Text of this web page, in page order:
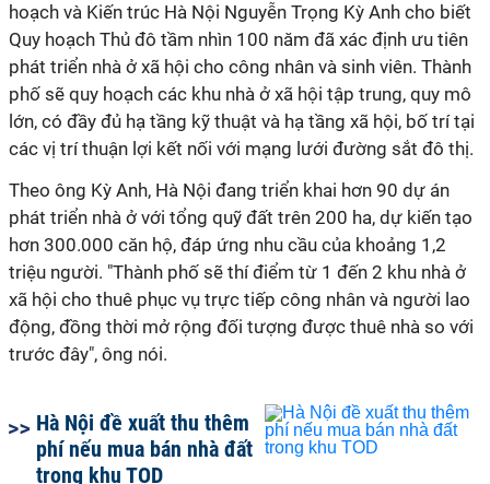
hoạch và Kiến trúc Hà Nội Nguyễn Trọng Kỳ Anh cho biết
Quy hoạch Thủ đô tầm nhìn 100 năm đã xác định ưu tiên
phát triển nhà ở xã hội cho công nhân và sinh viên. Thành
phố sẽ quy hoạch các khu nhà ở xã hội tập trung, quy mô
lớn, có đầy đủ hạ tầng kỹ thuật và hạ tầng xã hội, bố trí tại
các vị trí thuận lợi kết nối với mạng lưới đường sắt đô thị.
Theo ông Kỳ Anh, Hà Nội đang triển khai hơn 90 dự án
phát triển nhà ở với tổng quỹ đất trên 200 ha, dự kiến tạo
hơn 300.000 căn hộ, đáp ứng nhu cầu của khoảng 1,2
triệu người. "Thành phố sẽ thí điểm từ 1 đến 2 khu nhà ở
xã hội cho thuê phục vụ trực tiếp công nhân và người lao
động, đồng thời mở rộng đối tượng được thuê nhà so với
trước đây", ông nói.
Hà Nội đề xuất thu thêm
phí nếu mua bán nhà đất
trong khu TOD